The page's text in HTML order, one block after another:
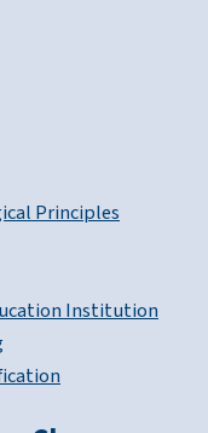
Principles
Institution